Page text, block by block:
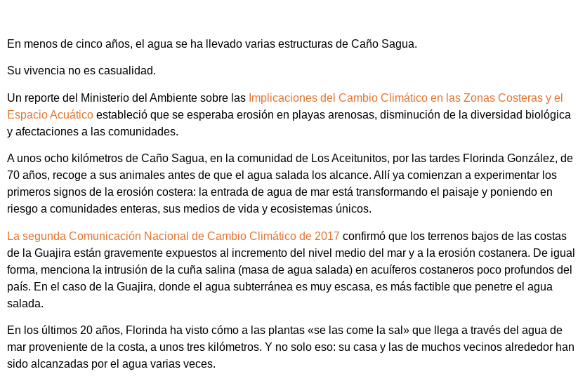
En menos de cinco años, el agua se ha llevado varias estructuras de Caño Sagua.
Su vivencia no es casualidad.
Un reporte del Ministerio del Ambiente sobre las Implicaciones del Cambio Climático en las Zonas Costeras y el
Espacio Acuático estableció que se esperaba erosión en playas arenosas, disminución de la diversidad biológica
y afectaciones a las comunidades.
A unos ocho kilómetros de Caño Sagua, en la comunidad de Los Aceitunitos, por las tardes Florinda González, de
70 años, recoge a sus animales antes de que el agua salada los alcance. Allí ya comienzan a experimentar los
primeros signos de la erosión costera: la entrada de agua de mar está transformando el paisaje y poniendo en
riesgo a comunidades enteras, sus medios de vida y ecosistemas únicos.
La segunda Comunicación Nacional de Cambio Climático de 2017 confirmó que los terrenos bajos de las costas
de la Guajira están gravemente expuestos al incremento del nivel medio del mar y a la erosión costanera. De igual
forma, menciona la intrusión de la cuña salina (masa de agua salada) en acuíferos costaneros poco profundos del
país. En el caso de la Guajira, donde el agua subterránea es muy escasa, es más factible que penetre el agua
salada.
En los últimos 20 años, Florinda ha visto cómo a las plantas «se las come la sal» que llega a través del agua de
mar proveniente de la costa, a unos tres kilómetros. Y no solo eso: su casa y las de muchos vecinos alrededor han
sido alcanzadas por el agua varias veces.